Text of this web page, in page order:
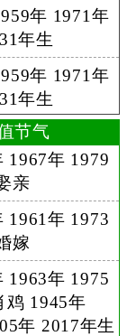
年 1971年
年生
年 1971年
年生
节气
1967年 1979
亲
1961年 1973
嫁
1963年 1975
鸡 1945年
年 2017年生